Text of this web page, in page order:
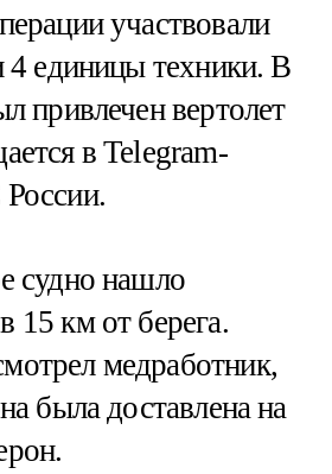
участвовали
4 единицы техники. В
привлечен вертолет
в Telegram-
судно нашло
15 км от берега.
медработник,
была доставлена на